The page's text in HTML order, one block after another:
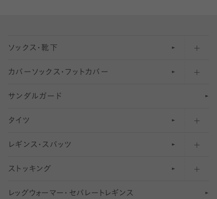
ソックス・靴下
五本指ソックス・靴下
足袋ソックス・靴下
無地・プレーンソックス・靴下
柄ソックス・靴下
スニーカー（くるぶし）用ソックス
アンクル・ショートソックス（くるぶし上）
カバーソックス・フットカバー
フットカバー・カバーソックス（深め）
フットカバー・カバーソックス（ふつう）
フットカバー・カバーソックス（浅め）
サンダルガード
タイツ
30デニール以下のタイツ（薄手タイツ）
31〜40デニールタイツ
41〜60デニールタイツ
レギンス・スパッツ
柄レギンス
無地レギンス
ストッキング
伝線しにくいストッキング
レッ グ ウォー マー ・ セパレー ト レ ギンス